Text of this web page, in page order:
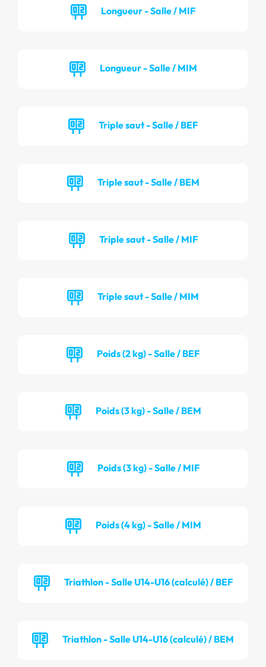
Longueur - Salle / MIF
Longueur - Salle / MIM
Triple saut - Salle / BEF
Triple saut - Salle / BEM
Triple saut - Salle / MIF
Triple saut - Salle / MIM
Poids (2 kg) - Salle / BEF
Poids (3 kg) - Salle / BEM
Poids (3 kg) - Salle / MIF
Poids (4 kg) - Salle / MIM
Triathlon - Salle U14-U16 (calculé) / BEF
Triathlon - Salle U14-U16 (calculé) / BEM